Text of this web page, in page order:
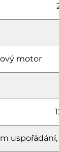
motor